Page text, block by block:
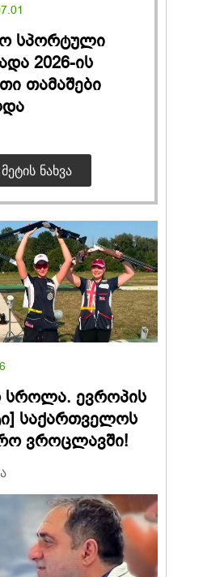
სპორტული
2026-ის
თამაშები
ᲛᲔᲢᲘᲡ ᲜᲐᲮᲕᲐ
სროლა. ევროპის
საქართველოს
ვროცლავში!